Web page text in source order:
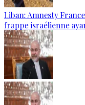
Liban: Amnesty
frappe israélienne